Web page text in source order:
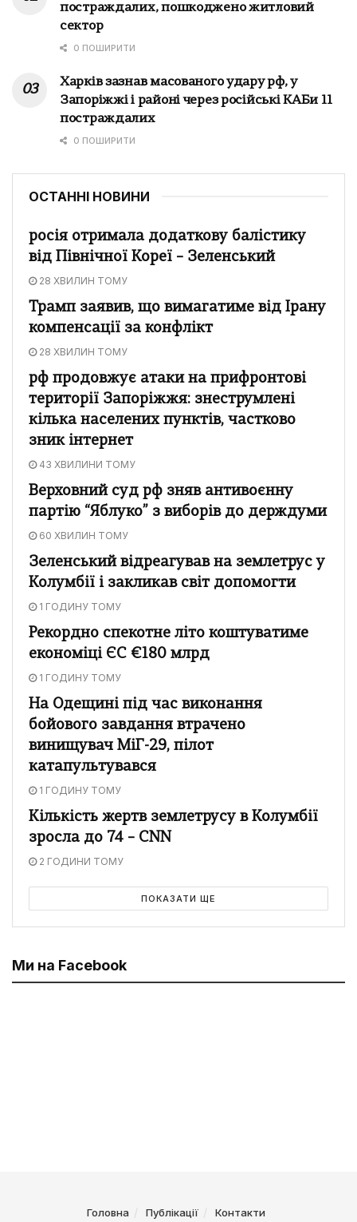
постраждалих, пошкоджено житловий
сектор
0 ПОШИРИТИ
Харків зазнав масованого удару рф, у
Запоріжжі і районі через російські КАБи 11
постраждалих
0 ПОШИРИТИ
ОСТАННІ НОВИНИ
росія отримала додаткову балістику
від Північної Кореї – Зеленський
28 ХВИЛИН ТОМУ
Трамп заявив, що вимагатиме від Ірану
компенсації за конфлікт
28 ХВИЛИН ТОМУ
рф продовжує атаки на прифронтові
території Запоріжжя: знеструмлені
кілька населених пунктів, частково
зник інтернет
43 ХВИЛИНИ ТОМУ
Верховний суд рф зняв антивоєнну
партію “Яблуко” з виборів до держдуми
60 ХВИЛИН ТОМУ
Зеленський відреагував на землетрус у
Колумбії і закликав світ допомогти
1 ГОДИНУ ТОМУ
Рекордно спекотне літо коштуватиме
економіці ЄС €180 млрд
1 ГОДИНУ ТОМУ
На Одещині під час виконання
бойового завдання втрачено
винищувач МіГ-29, пілот
катапультувався
1 ГОДИНУ ТОМУ
Кількість жертв землетрусу в Колумбії
зросла до 74 – CNN
2 ГОДИНИ ТОМУ
ПОКАЗАТИ ЩЕ
Ми на Facebook
Головна Публікації Контакти